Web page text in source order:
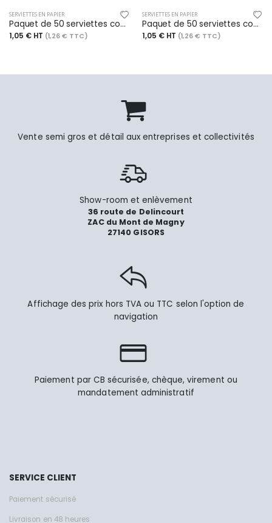
SERVIETTES EN PAPIER
Paquet de 50 serviettes cocktail 20x20 cm, coloris vert sapin
1,05 € HT (1,26 € TTC)
SERVIETTES EN PAPIER
Paquet de 50 serviettes cocktail 20x20 cm, coloris bordeaux
1,05 € HT (1,26 € TTC)
Vente semi gros et détail aux entreprises et collectivités
Show-room et enlèvement
36 route de Delincourt
ZAC du Mont de Magny
27140 GISORS
Affichage des prix hors TVA ou TTC selon l'option de
navigation
Paiement par CB sécurisée, chèque, virement ou
mandatement administratif
SERVICE CLIENT
Paiement sécurisé
Livraison en 48 heures